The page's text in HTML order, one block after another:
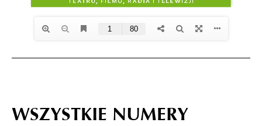
WSZYSTKIE NUMERY